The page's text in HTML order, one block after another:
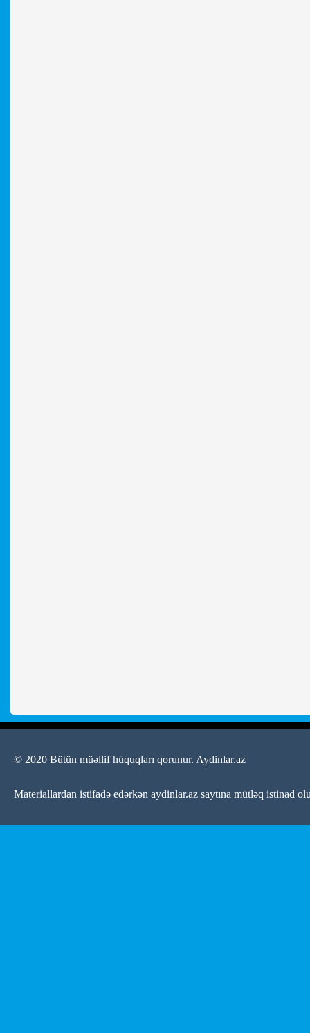
© 2020 Bütün müəllif hüquqları qorunur. Aydinlar.az
Materiallardan istifadə edərkən aydinlar.az saytına mütləq istinad